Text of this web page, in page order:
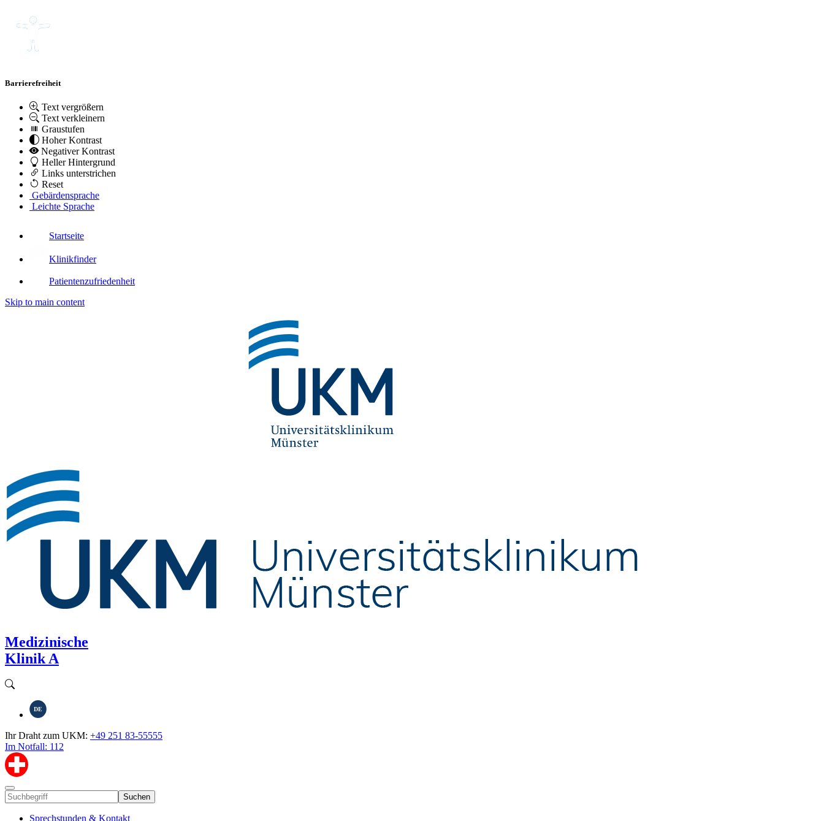
Barrierefreiheit
Text vergrößern
Text verkleinern
Graustufen
Hoher Kontrast
Negativer Kontrast
Heller Hintergrund
Links unterstrichen
Reset
Gebärdensprache
Leichte Sprache
Startseite
Klinikfinder
Patientenzufriedenheit
Skip to main content
Medizinische
Klinik A
DE
Ihr Draht zum UKM: +49 251 83-55555
Im Notfall: 112
Suchen
Sprechstunden & Kontakt